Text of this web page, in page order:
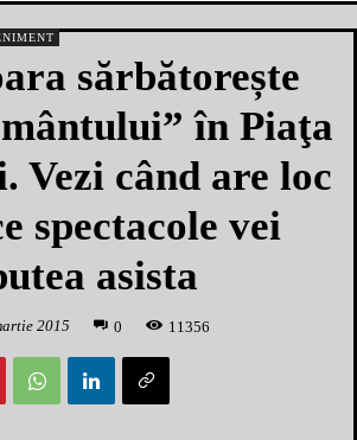
sărbătorește
în Piaţa
Vezi când are loc
spectacole vei
asista
2015 0 1 1356